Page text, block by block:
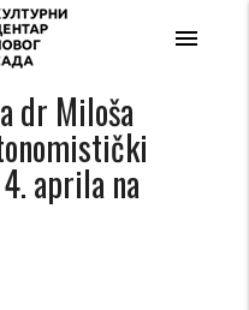
menu
dr Miloša
aprila na